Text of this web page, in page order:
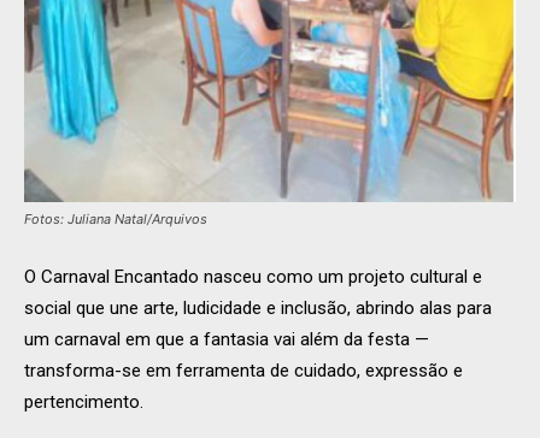
Fotos: Juliana Natal/Arquivos
O Carnaval Encantado nasceu como um projeto cultural e
social que une arte, ludicidade e inclusão, abrindo alas para
um carnaval em que a fantasia vai além da festa —
transforma-se em ferramenta de cuidado, expressão e
pertencimento.